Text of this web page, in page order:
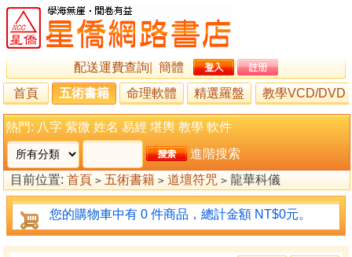
配送運費查詢
簡體
首頁
五術書籍 命理軟體 精選羅盤 教學VCD/DVD
熱門: 八字 紫微 姓名 易經 堪輿 教學 軟件
進階搜索
目前位置: 首頁 > 五術書籍 > 道壇符咒 > 龍華科儀
您的購物車中有 0 件商品，總計金額 NT$0元。